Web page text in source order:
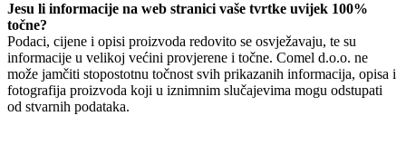
Jesu li informacije na web stranici vaše tvrtke uvijek 100%
točne?
Podaci, cijene i opisi proizvoda redovito se osvježavaju, te su
informacije u velikoj većini provjerene i točne. Comel d.o.o. ne
može jamčiti stopostotnu točnost svih prikazanih informacija, opisa i
fotografija proizvoda koji u iznimnim slučajevima mogu odstupati
od stvarnih podataka.